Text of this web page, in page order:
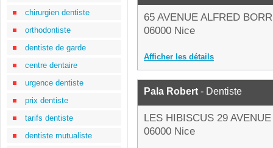
chirurgien dentiste
orthodontiste
dentiste de garde
centre dentaire
urgence dentiste
prix dentiste
tarifs dentiste
dentiste mutualiste
65 AVENUE ALFRED
06000 Nice
Afficher les détails
Pala Robert - Dentiste
LES HIBISCUS 29
06000 Nice